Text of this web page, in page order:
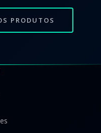
PRODUTOS